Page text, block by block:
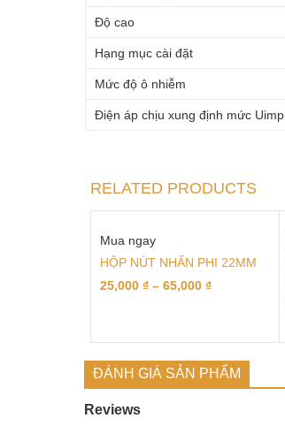
Độ cao
Hạng mục cài đặt
Mức độ ô nhiễm
Điện áp chịu xung định mức Uimp
RELATED PRODUCTS
Mua ngay
HỘP NÚT NHẤN PHI 22MM
25,000 ₫ – 65,000 ₫
ĐÁNH GIÁ SẢN PHẨM
Reviews